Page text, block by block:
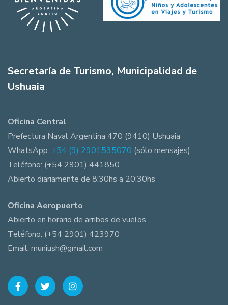
Secretaría de Turismo, Municipalidad de
Ushuaia
Oficina Central
Prefectura Naval Argentina 470 (9410) Ushuaia
WhatsApp: +54 (9) 2901535070 (sólo mensajes)
Teléfono: (+54 2901) 441850
Abierto diariamente de 8:30hs a 20:30hs
Oficina Aeropuerto
Abierto en horario de arribos de vuelos
Teléfono: (+54 2901) 423970
Email: muniush@gmail.com